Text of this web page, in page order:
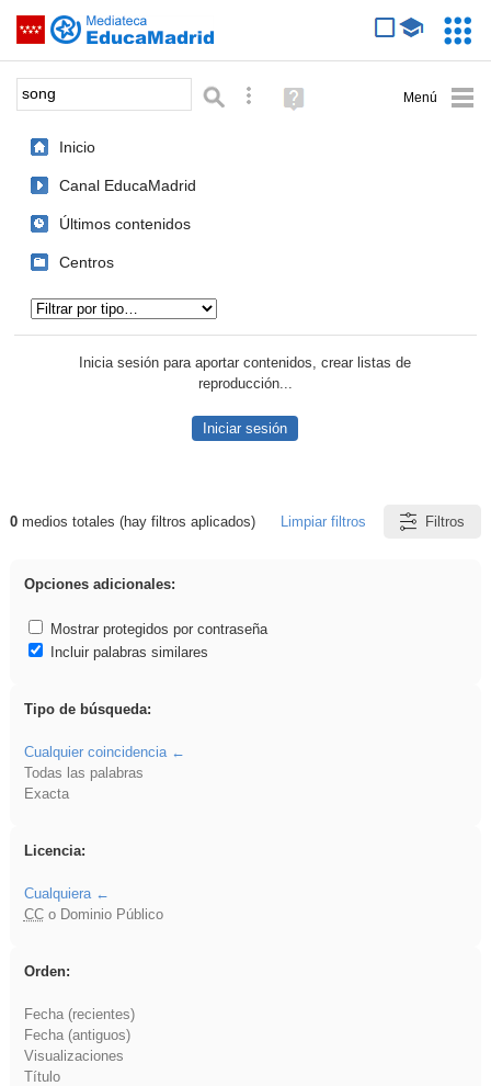
Saltar navegación
Palabra o frase: Búsqueda avanzada
Ayuda
(en
Inicio
Canal EducaMadrid
Últimos contenidos
Centros
Inicia sesión para aportar contenidos, crear listas de
reproducción...
Iniciar sesión
Resultados de: song
0medios totales (hay filtros aplicados) Limpiar filtros Filtros
Opciones adicionales:
Mostrar protegidos por contraseña
Incluir palabras similares
Tipo de búsqueda:
Cualquier coincidencia
Todas las palabras
Exacta
Licencia:
Cualquiera
CCo Dominio Público
Orden:
Fecha (recientes)
Fecha (antiguos)
Visualizaciones
Título